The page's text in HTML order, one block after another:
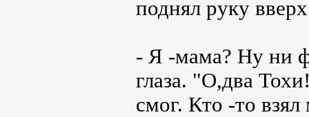
поднял руку
- Я -мама? Ну ни
глаза. "О,два
смог. Кто -то